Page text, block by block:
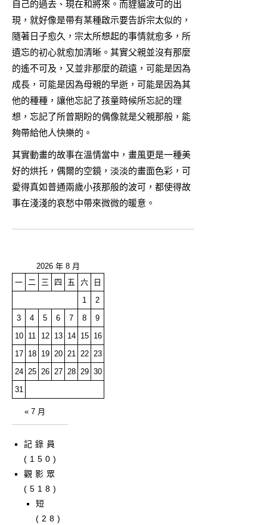
自己的過去、現在和將來。而貍貓波可的出
現，就好像是帶有某種啟示要告訴宗太似的，
隨著日子愈久，宗太所想起的事情就愈多，所
遺忘的初心就愈加清晰。其實父親並沒有那麼
的遙不可及，又並非那麼的疏遠，可能是因為
成長，可能是因為母親的早逝，可能是因為其
他的種種，讓他忘記了孩童時候所忘記的理
想，忘記了所曾期盼的偶像就是父親那般，能
夠帶給他人快樂的。
其實動畫的故事在溫情當中，畫風更是一種美
好的烘托，偶爾的空鏡，淡淡的畫面色彩，可
愛得真如普通兩歲小孩那般的波可，都使得故
事在淺淺的哀愁中帶來微微的暖意。
2026 年 8 月
一
二 三 四 五 六
日
1
2
3
4 5 6 7 8
9
10
11 12 13 14 15
16
17
18 19 20 21 22
23
24
25 26 27 28 29 30
31
« 7 月
記錄員
(150)
觀影眾
(518)
短
(28)